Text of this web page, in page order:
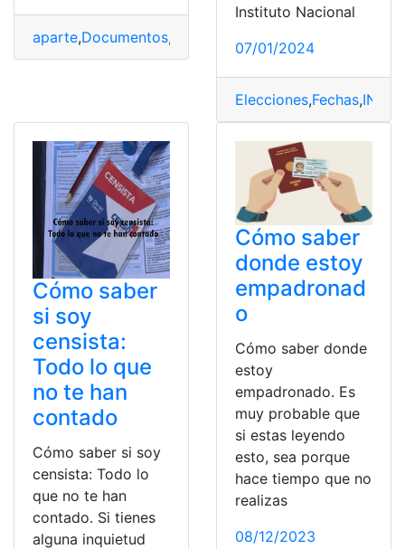
aparte,Documentos, Identificación INE
Instituto Nacional
07/01/2024
Elecciones,Fechas,INE
Cómo saber
si soy
censista:
Todo lo que
no te han
contado
Cómo saber si soy
censista: Todo lo
que no te han
contado. Si tienes
alguna inquietud
Cómo saber
donde estoy
empadronad
o
Cómo saber donde
estoy
empadronado. Es
muy probable que
si estas leyendo
esto, sea porque
hace tiempo que no
realizas
08/12/2023